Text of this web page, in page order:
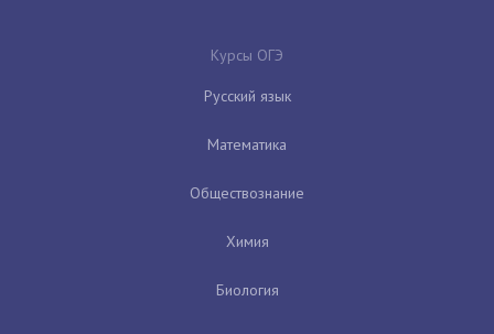
Курсы ОГЭ
Русский язык
Математика
Обществознание
Химия
Биология